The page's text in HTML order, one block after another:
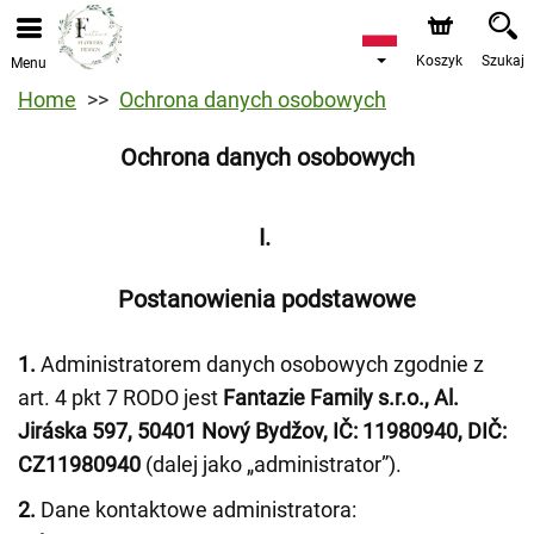
Menu Koszyk Szukaj
Home Ochrona danych osobowych
Ochrona danych osobowych
I.
Postanowienia podstawowe
1. Administratorem danych osobowych zgodnie z
art. 4 pkt 7 RODO jest Fantazie Family s.r.o., Al.
Jiráska 597, 50401 Nový Bydžov, IČ: 11980940, DIČ:
CZ11980940 (dalej jako „administrator”).
2. Dane kontaktowe administratora: